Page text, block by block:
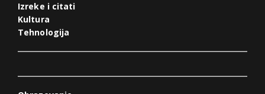
Izreke i citati
Kultura
Tehnologija